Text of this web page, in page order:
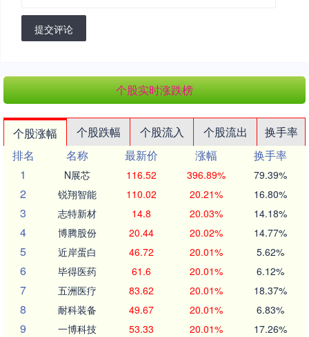
提交评论
个股实时涨跌榜
个股涨幅 个股跌幅 个股流入 个股流出
换手率
排名
名称 最新价 涨幅
换手率
1
N展芯 116.52 396.89% 79.39%
2 锐翔智能 110.02 20.21% 16.80%
3 志特新材 14.8 20.03% 14.18%
4 博腾股份 20.44 20.02% 14.77%
5 近岸蛋白 46.72 20.01% 5.62%
6 毕得医药 61.6 20.01% 6.12%
7 五洲医疗 83.62 20.01% 18.37%
8 耐科装备 49.67 20.01% 6.83%
9 一博科技 53.33 20.01% 17.26%